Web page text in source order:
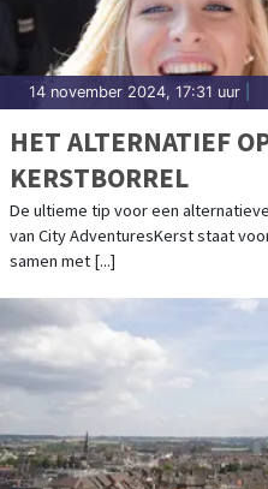
14 november 2024, 17:31 uur
HET ALTERNATIEF
KERSTBORREL
De ultieme tip voor een
van City AdventuresKerst staat
samen met [...]